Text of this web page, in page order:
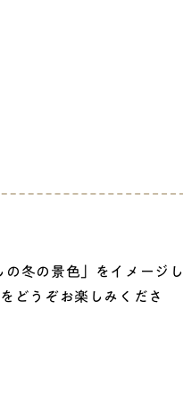
冬の景色」をイメージし
どうぞお楽しみくださ